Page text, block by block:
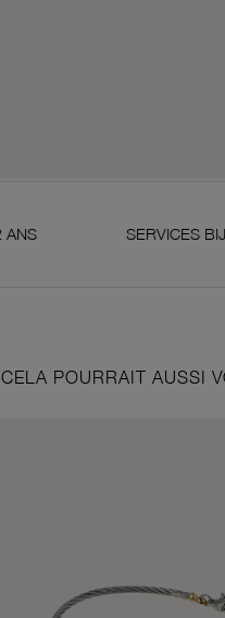
SERVICES BIJOUTIERS
CELA POURRAIT AUSSI